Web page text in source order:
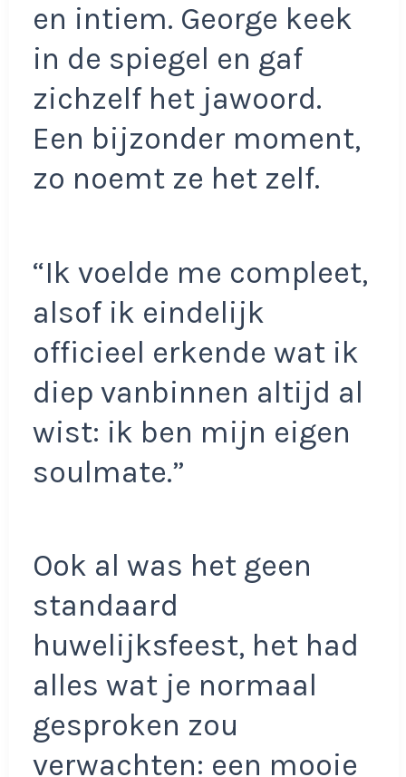
en intiem. George keek
in de spiegel en gaf
zichzelf het jawoord.
Een bijzonder moment,
zo noemt ze het zelf.
“Ik voelde me compleet,
alsof ik eindelijk
officieel erkende wat ik
diep vanbinnen altijd al
wist: ik ben mijn eigen
soulmate.”
Ook al was het geen
standaard
huwelijksfeest, het had
alles wat je normaal
gesproken zou
verwachten: een mooie